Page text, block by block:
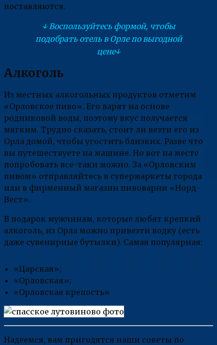
поставляются.
↓ Воспользуйтесь формой, чтобы
подобрать отель в Орле по выгодной
цене↓
Алкоголь
Из местных алкогольных продуктов отметим
«Орловское пиво». Его варят на основе
родниковой воды, поэтому вкус получается
мягким. Трудно сказать, стоит ли везти его из
Орла домой, чтобы угостить близких. Разве что
вы путешествуете на машине. Но вот на месте
попробовать все-таки можно. За «Орловским
пивом» отправляйтесь в супермаркеты города
или в фирменный магазин пивоварни «Норд-
Вест».
В подарок мужчинам, которые любят крепкий
алкоголь, из Орла можно привезти водку (есть
даже сувенирные бутылки). Самая популярная:
«Царская»;
«Орловская»;
«Орловская крепость»
Надеемся, вам пригодятся наши советы по